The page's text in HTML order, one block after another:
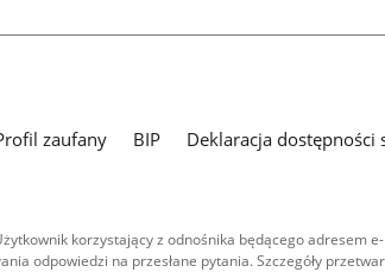
zaufany BIP
Deklaracja dostępności
korzystający z odnośnika będącego adresem
odpowiedzi na przesłane pytania. Szczegóły